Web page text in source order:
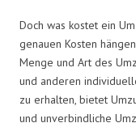
Doch was kostet ein
genauen Kosten
Menge und Art des
und anderen
zu erhalten, bietet
und unverbindliche